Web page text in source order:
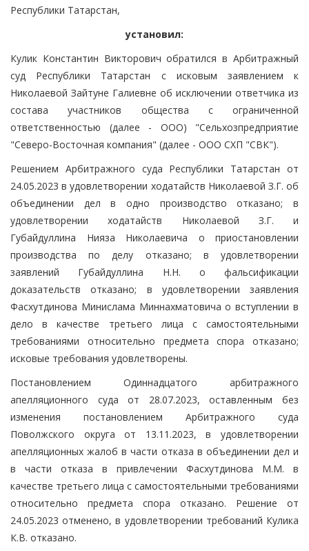
Республики Татарстан,
установил:
Кулик Константин Викторович обратился в Арбитражный
суд Республики Татарстан с исковым заявлением к
Николаевой Зайтуне Галиевне об исключении ответчика из
состава участников общества с ограниченной
ответственностью (далее - ООО) "Сельхозпредприятие
"Северо-Восточная компания" (далее - ООО СХП "СВК").
Решением Арбитражного суда Республики Татарстан от
24.05.2023 в удовлетворении ходатайств Николаевой З.Г. об
объединении дел в одно производство отказано; в
удовлетворении ходатайств Николаевой З.Г. и
Губайдуллина Нияза Николаевича о приостановлении
производства по делу отказано; в удовлетворении
заявлений Губайдуллина Н.Н. о фальсификации
доказательств отказано; в удовлетворении заявления
Фасхутдинова Минислама Миннахматовича о вступлении в
дело в качестве третьего лица с самостоятельными
требованиями относительно предмета спора отказано;
исковые требования удовлетворены.
Постановлением Одиннадцатого арбитражного
апелляционного суда от 28.07.2023, оставленным без
изменения постановлением Арбитражного суда
Поволжского округа от 13.11.2023, в удовлетворении
апелляционных жалоб в части отказа в объединении дел и
в части отказа в привлечении Фасхутдинова М.М. в
качестве третьего лица с самостоятельными требованиями
относительно предмета спора отказано. Решение от
24.05.2023 отменено, в удовлетворении требований Кулика
К.В. отказано.